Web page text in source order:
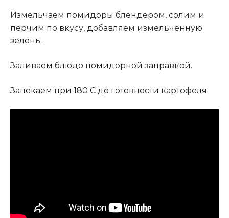
Измельчаем помидоры блендером, солим и
перчим по вкусу, добавляем измельченную
зелень.
Заливаем блюдо помидорной заправкой.
Запекаем при 180 С до готовности картофеля.